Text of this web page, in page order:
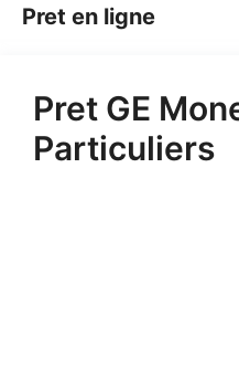
AllerPret en ligne
Pret GE
Particuliers